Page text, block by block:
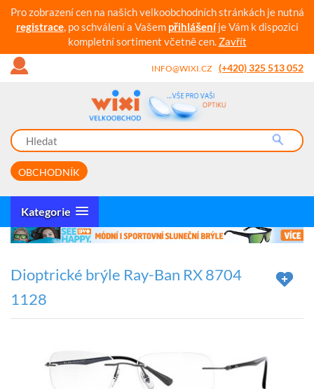
Pro zobrazení cen na našich velkoobchodních stránkách je nutná
registrace, po schválení a Vašem přihlášeníje Vám k dispozici
kompletní sortiment včetně cen. Zavřít
INFO@WIXI.CZ (+420) 325 513 052
OBCHODNÍK
Kategorie
Dioptrické brýle Ray-Ban RX 8704
1128